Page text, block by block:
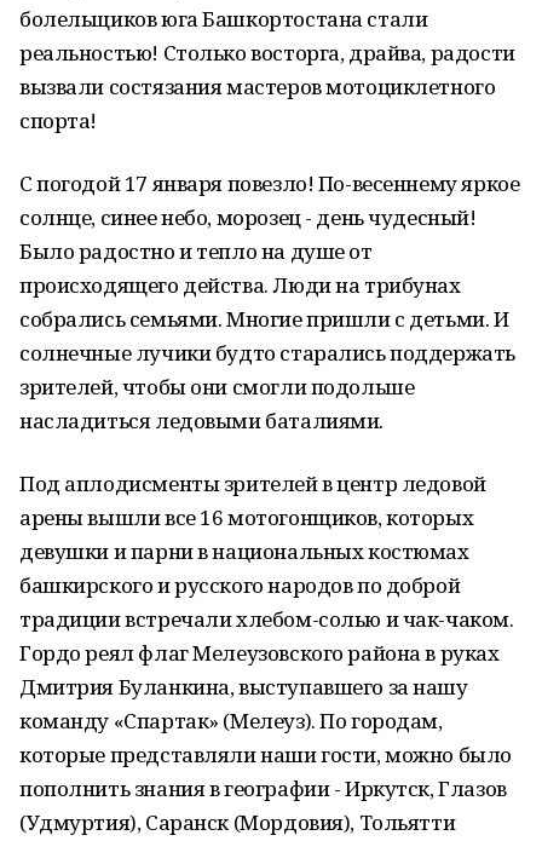
болельщиков юга Башкортостана стали
реальностью! Столько восторга, драйва, радости
вызвали состязания мастеров мотоциклетного
спорта!
С погодой 17 января повезло! По-весеннему яркое
солнце, синее небо, морозец - день чудесный!
Было радостно и тепло на душе от
происходящего действа. Люди на трибунах
собрались семьями. Многие пришли с детьми. И
солнечные лучики будто старались поддержать
зрителей, чтобы они смогли подольше
насладиться ледовыми баталиями.
Под аплодисменты зрителей в центр ледовой
арены вышли все 16 мотогонщиков, которых
девушки и парни в национальных костюмах
башкирского и русского народов по доброй
традиции встречали хлебом-солью и чак-чаком.
Гордо реял флаг Мелеузовского района в руках
Дмитрия Буланкина, выступавшего за нашу
команду «Спартак» (Мелеуз). По городам,
которые представляли наши гости, можно было
пополнить знания в географии - Иркутск, Глазов
(Удмуртия), Саранск (Мордовия), Тольятти